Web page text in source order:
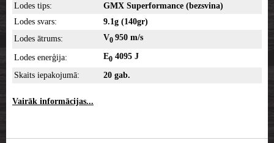
Lodes tips: GMX Superformance (bezsvina)
Lodes svars:
9.1g (140gr)
Lodes ātrums:
V0 950 m/s
Lodes enerģija: E0 4095 J
Skaits iepakojumā: 20 gab.
Vairāk informācijas...